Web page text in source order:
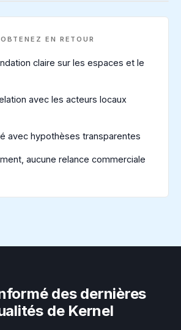
EN RETOUR
claire sur les espaces et le
avec les acteurs locaux
avec hypothèses transparentes
aucune relance commerciale
des dernières
de Kernel